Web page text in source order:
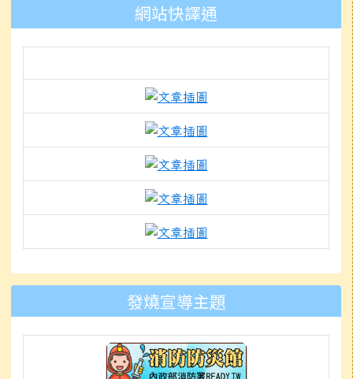
網站快譯通
link to https://
link to https://
link to https://
link to https://
link to https://
to https://
發燒宣導主題